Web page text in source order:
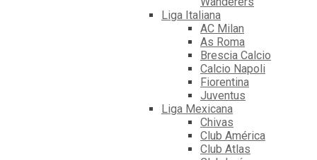
Liga Italiana
AC Milan
As Roma
Brescia Calcio
Calcio Napoli
Fiorentina
Juventus
Liga Mexicana
Chivas
Club América
Club Atlas